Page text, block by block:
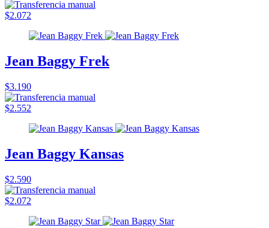
$2.072
Jean Baggy Frek
$3.190
$2.552
Jean Baggy Kansas
$2.590
$2.072